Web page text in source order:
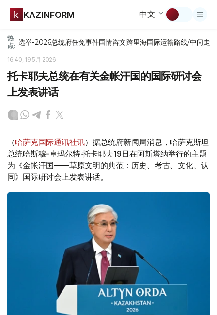
KAZINFORM 中文
热
点: 选举-2026总统府任免事件国情咨文跨里海国际运输路线/中间走廊
16:40, 19 5月 2026
托卡耶夫总统在有关金帐汗国的国际研讨会
上发表讲话
（哈萨克国际通讯社讯）据总统府新闻局消息，哈萨克斯坦
总统哈斯穆-卓玛尔特·托卡耶夫19日在阿斯塔纳举行的主题
为《金帐汗国——草原文明的典范：历史、考古、文化、认
同》国际研讨会上发表讲话。